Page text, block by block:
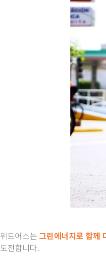
위드어스는 그린에너지로 함께
도전합니다.